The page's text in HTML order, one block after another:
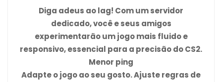
Diga adeus ao lag! Com um servidor
dedicado, você e seus amigos
experimentarão um jogo mais fluido e
responsivo, essencial para a precisão do CS2.
Menor ping
Adapte o jogo ao seu gosto. Ajuste regras de